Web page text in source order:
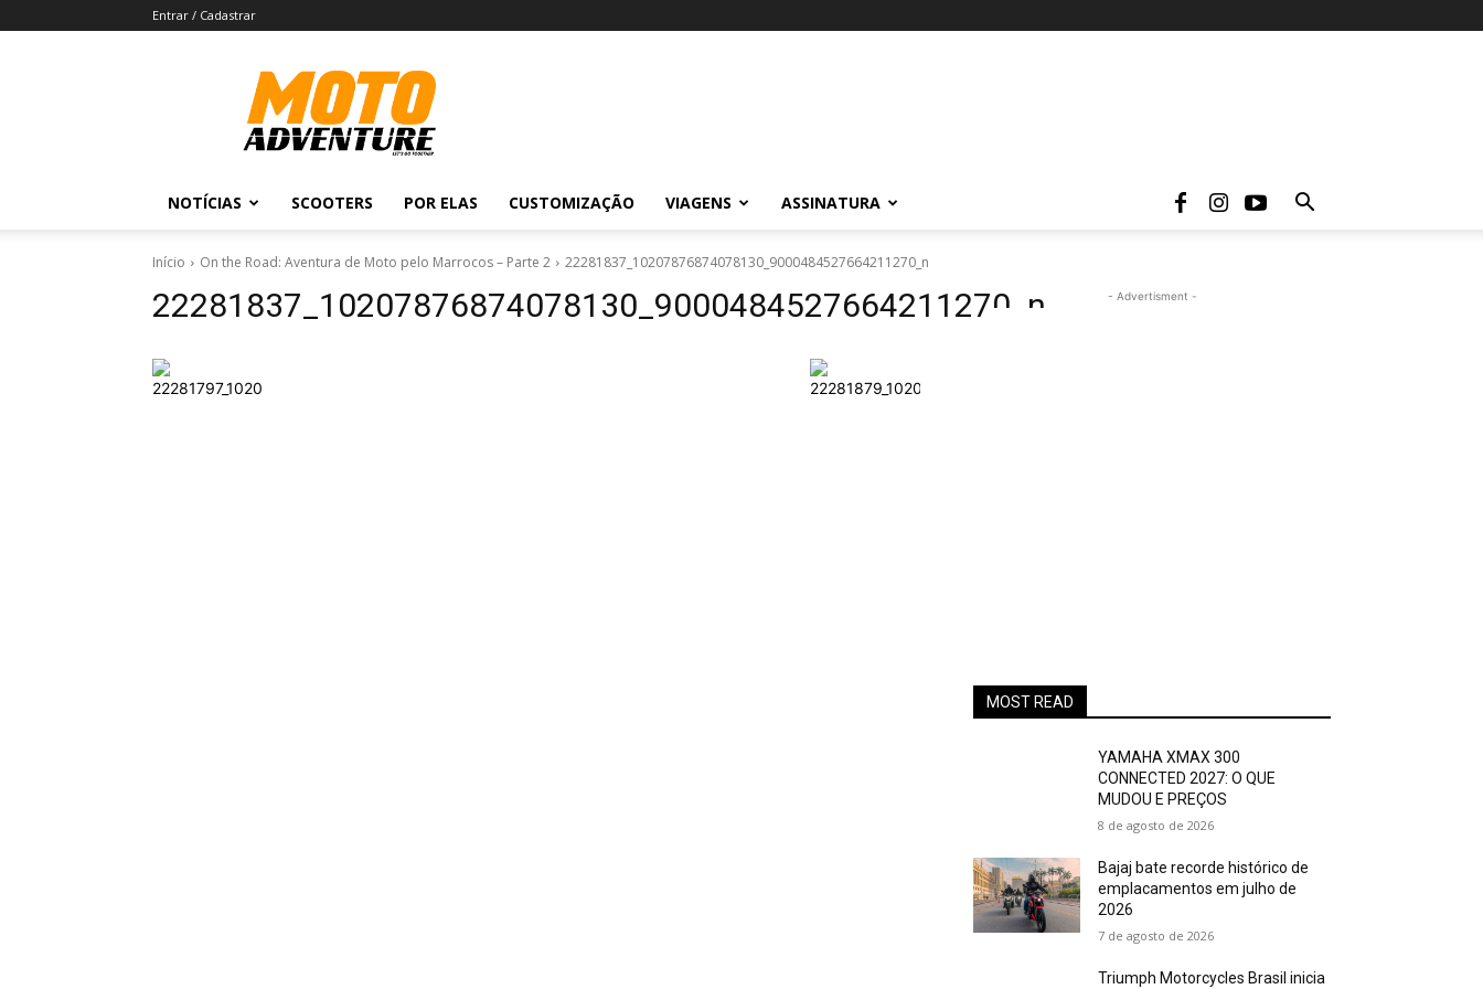
Entrar / Cadastrar
Revista
Moto
Adventure
NOTÍCIAS SCOOTERS POR ELAS CUSTOMIZAÇÃO VIAGENS ASSINATURA
Início On the Road: Aventura de Moto pelo Marrocos – Parte 2 22281837_10207876874078130_9000484527664211270_n
22281837_10207876874078130_9000484527664211270_n - Advertisment -
MOST READ
YAMAHA XMAX 300
CONNECTED 2027: O QUE
MUDOU E PREÇOS
8 de agosto de 2026
Bajaj bate recorde histórico de
emplacamentos em julho de
2026
7 de agosto de 2026
Triumph Motorcycles Brasil inicia